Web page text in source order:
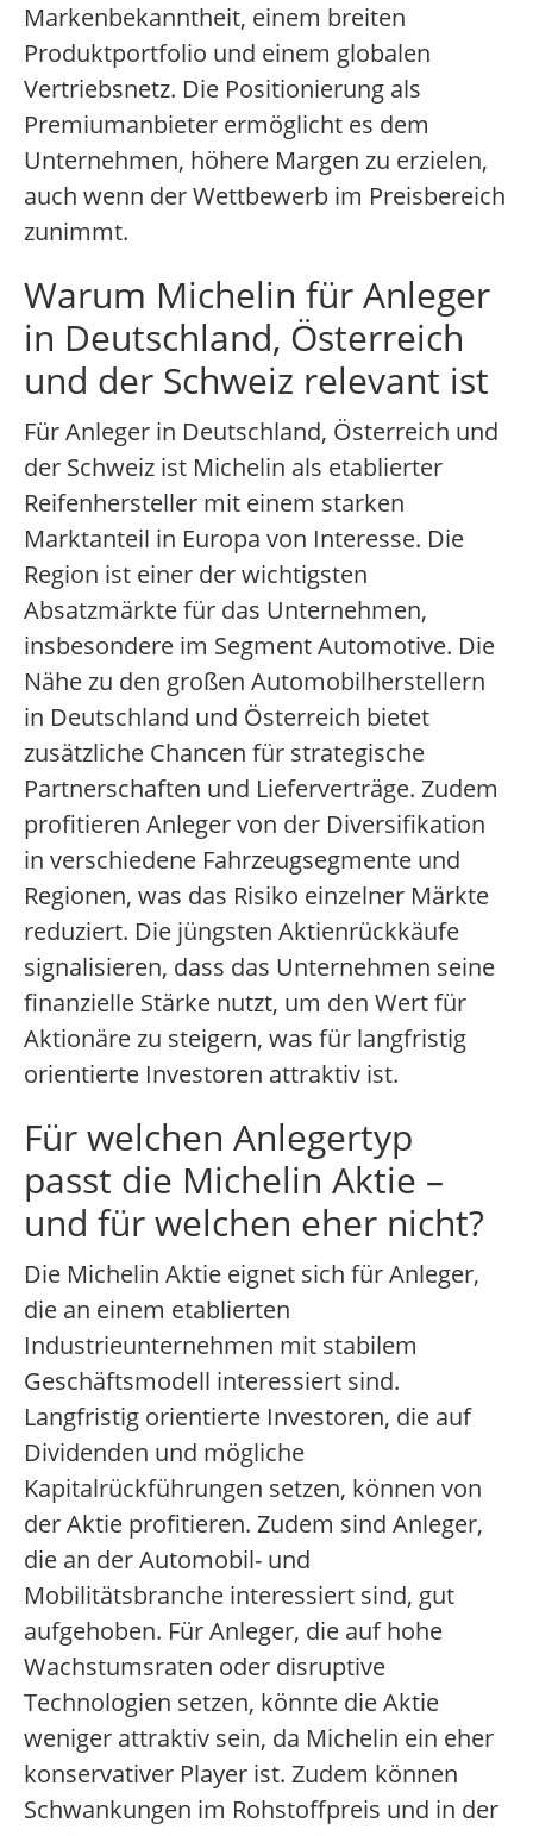
Markenbekanntheit, einem breiten
Produktportfolio und einem globalen
Vertriebsnetz. Die Positionierung als
Premiumanbieter ermöglicht es dem
Unternehmen, höhere Margen zu erzielen,
auch wenn der Wettbewerb im Preisbereich
zunimmt.
Warum Michelin für Anleger
in Deutschland, Österreich
und der Schweiz relevant ist
Für Anleger in Deutschland, Österreich und
der Schweiz ist Michelin als etablierter
Reifenhersteller mit einem starken
Marktanteil in Europa von Interesse. Die
Region ist einer der wichtigsten
Absatzmärkte für das Unternehmen,
insbesondere im Segment Automotive. Die
Nähe zu den großen Automobilherstellern
in Deutschland und Österreich bietet
zusätzliche Chancen für strategische
Partnerschaften und Lieferverträge. Zudem
profitieren Anleger von der Diversifikation
in verschiedene Fahrzeugsegmente und
Regionen, was das Risiko einzelner Märkte
reduziert. Die jüngsten Aktienrückkäufe
signalisieren, dass das Unternehmen seine
finanzielle Stärke nutzt, um den Wert für
Aktionäre zu steigern, was für langfristig
orientierte Investoren attraktiv ist.
Für welchen Anlegertyp
passt die Michelin Aktie –
und für welchen eher nicht?
Die Michelin Aktie eignet sich für Anleger,
die an einem etablierten
Industrieunternehmen mit stabilem
Geschäftsmodell interessiert sind.
Langfristig orientierte Investoren, die auf
Dividenden und mögliche
Kapitalrückführungen setzen, können von
der Aktie profitieren. Zudem sind Anleger,
die an der Automobil- und
Mobilitätsbranche interessiert sind, gut
aufgehoben. Für Anleger, die auf hohe
Wachstumsraten oder disruptive
Technologien setzen, könnte die Aktie
weniger attraktiv sein, da Michelin ein eher
konservativer Player ist. Zudem können
Schwankungen im Rohstoffpreis und in der